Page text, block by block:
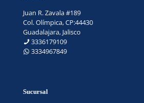
Juan R. Zavala #189
Col. Olímpica, CP:44430
Guadalajara, Jalisco
3336179109
3334967849
Sucursal